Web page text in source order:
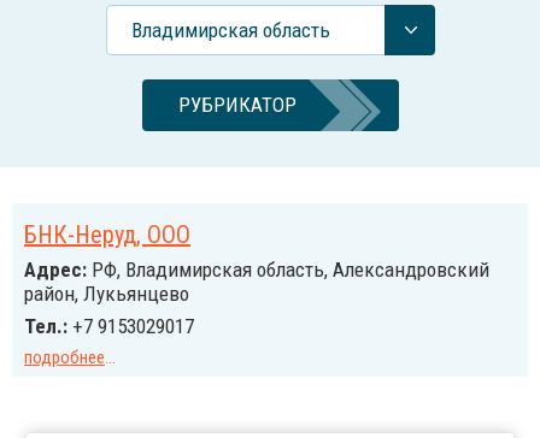
Владимирская область
РУБРИКАТОР
БНК-Неруд, ООО
Адрес: РФ, Владимирская область, Александровский
район, Лукьянцево
Тел.: +7 9153029017
подробнее...